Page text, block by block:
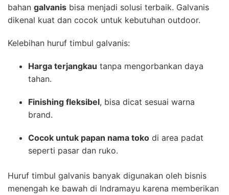
bahan galvanis bisa menjadi solusi terbaik. Galvanis
dikenal kuat dan cocok untuk kebutuhan outdoor.
Kelebihan huruf timbul galvanis:
Harga terjangkau tanpa mengorbankan daya
tahan.
Finishing fleksibel, bisa dicat sesuai warna
brand.
Cocok untuk papan nama toko di area padat
seperti pasar dan ruko.
Huruf timbul galvanis banyak digunakan oleh bisnis
menengah ke bawah di Indramayu karena memberikan